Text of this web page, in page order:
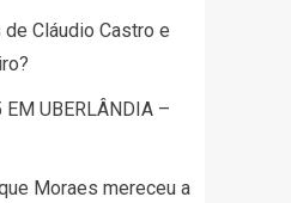
Cláudio Castro e
EM UBERLÂNDIA –
Moraes mereceu a